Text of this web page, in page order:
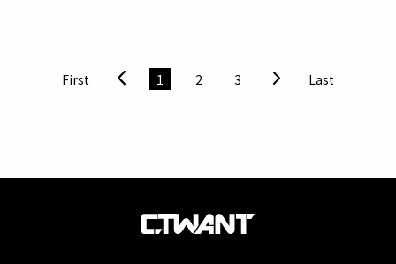
賓憲法，彈劾案須由24名參議員擔任審判官，至少取得16
票同意才能定罪；不過，眾議院檢方主張應依實際出席審判
度穩居2028年總統熱門人選，因此無論最終裁決為何，都
好帥」。軍中少見的女性戰車駕駛如何淪為酒駕犯？案發前
晚10點，機械化步兵營林姓連長邀約女士官去朋友家吃飯，
月內支付公庫3萬元。林姓連長因「酒駕連坐罰」接到9千元
會，指出連長身為單位主官應潔身自愛、以身作則，卻主動
邀約女性部屬在外飲酒、也明知部屬已喝酒仍未規勸，導致
First 1 2 3 Last